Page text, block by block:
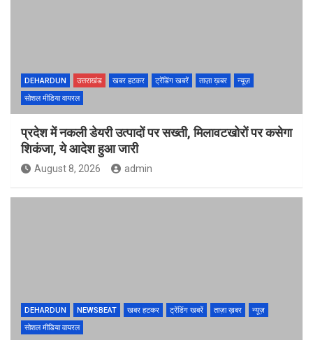
DEHARDUN उत्तराखंड खबर हटकर ट्रेंडिंग खबरें ताज़ा ख़बर
न्यूज़
सोशल मीडिया वायरल
प्रदेश में नकली डेयरी उत्पादों पर सख्ती, मिलावटखोरों पर कसेगा
शिकंजा, ये आदेश हुआ जारी
August 8, 2026 admin
DEHARDUN NEWSBEAT खबर हटकर ट्रेंडिंग खबरें ताज़ा ख़बर
न्यूज़
सोशल मीडिया वायरल